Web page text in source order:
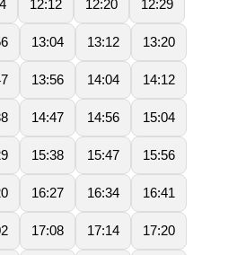
12:12 12:20 12:29
13:04 13:12 13:20
13:56 14:04 14:12
14:47 14:56 15:04
15:38 15:47 15:56
16:27 16:34 16:41
17:08 17:14 17:20